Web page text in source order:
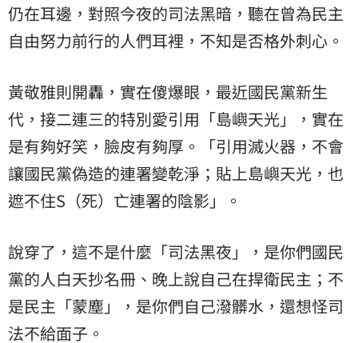
仍在耳邊，對照今夜的司法黑暗，聽在曾為民主
自由努力前行的人們耳裡，不知是否格外刺心。
黃敬雅則開轟，實在傻爆眼，最近國民黨新生
代，接二連三的特別愛引用「島嶼天光」，實在
是有夠好笑，臉皮有夠厚。「引用滅火器，不會
讓國民黨偽造的連署變乾淨；貼上島嶼天光，也
遮不住S（死）亡連署的陰影」。
說穿了，這不是什麼「司法黑夜」，是你們國民
黨的人白天抄名冊、晚上說自己在捍衛民主；不
是民主「蒙塵」，是你們自己潑髒水，還想怪司
法不給面子。